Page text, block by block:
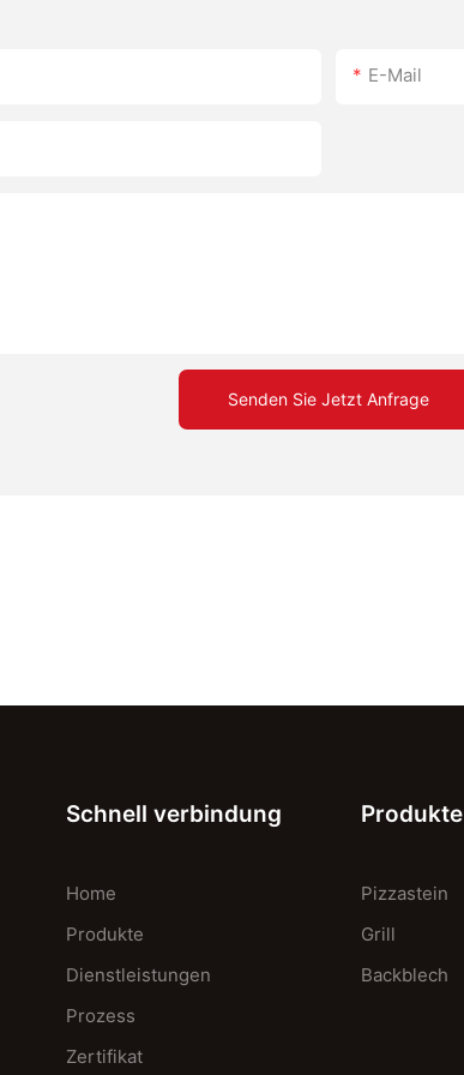
E-Mail
Senden Sie Jetzt Anfrage
Schnell verbindung
Home
Produkte
Dienstleistungen
Prozess
Zertifikat
Produkte
Pizzastein
Grill
Backblech